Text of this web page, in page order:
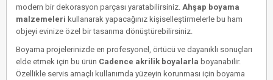
modern bir dekorasyon parçası yaratabilirsiniz. Ahşap boyama
malzemeleri kullanarak yapacağınız kişiselleştirmelerle bu ham
objeyi evinize özel bir tasarıma dönüştürebilirsiniz.
Boyama projelerinizde en profesyonel, örtücü ve dayanıklı sonuçları
elde etmek için bu ürün Cadence akrilik boyalarla boyanabilir.
Özellikle servis amaçlı kullanımda yüzeyin korunması için boyama